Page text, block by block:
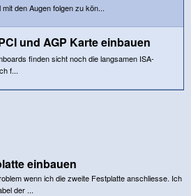
den Augen folgen zu kön...
und AGP Karte einbauen
finden sicht noch die langsamen ISA-
f...
einbauen
wenn ich die zweite Festplatte anschliesse. Ich
der ...